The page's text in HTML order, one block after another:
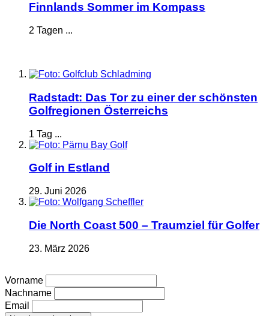
Finnlands Sommer im Kompass
2 Tagen ...
Radstadt: Das Tor zu einer der schönsten
Golfregionen Österreichs
1 Tag ...
Golf in Estland
29. Juni 2026
Die North Coast 500 – Traumziel für Golfer
23. März 2026
Vorname
Nachname
Email